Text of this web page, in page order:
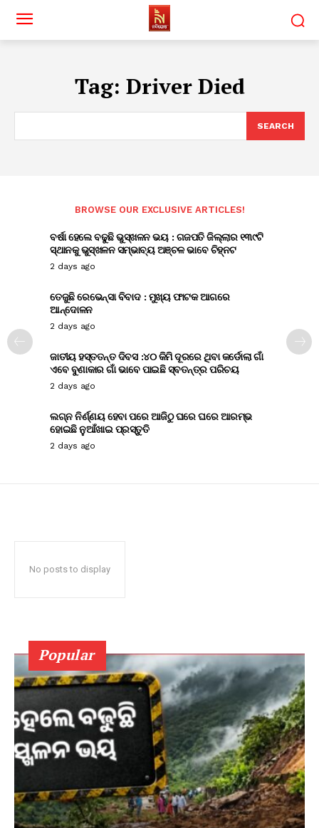
Tag: Driver Died
SEARCH
BROWSE OUR EXCLUSIVE ARTICLES!
ବର୍ଷା ହେଲେ ବଢୁଛି ଭୁସ୍ଖଳନ ଭୟ : ଗଜପତି ଜିଲ୍ଲାର ୧୩୯ଟି
ସ୍ଥାନକୁ ଭୁସ୍ଖଳନ ସମ୍ଭାବ୍ୟ ଅଞ୍ଚଳ ଭାବେ ଚିହ୍ନଟ
2 days ago
ତେଜୁଛି ରେଭେନ୍ସା ବିବାଦ : ମୁଖ୍ୟ ଫାଟକ ଆଗରେ
ଆନ୍ଦୋଳନ
2 days ago
ଜାତୀୟ ହସ୍ତତନ୍ତ ଦିବସ :୪୦ କିମି ଦୂରରେ ଥିବା କର୍ଡୋଲା ଗାଁ
ଏବେ ବୁଣାକାର ଗାଁ ଭାବେ ପାଇଛି ସ୍ବତନ୍ତ୍ର ପରିଚୟ
2 days ago
ଲଗ୍ନ ନିର୍ଣ୍ଣୟ ହେବା ପରେ ଆଜିଠୁ ଘରେ ଘରେ ଆରମ୍ଭ
ହୋଇଛି ନୁଆଁଖାଇ ପ୍ରସ୍ତୁତି
2 days ago
No posts to display
Popular